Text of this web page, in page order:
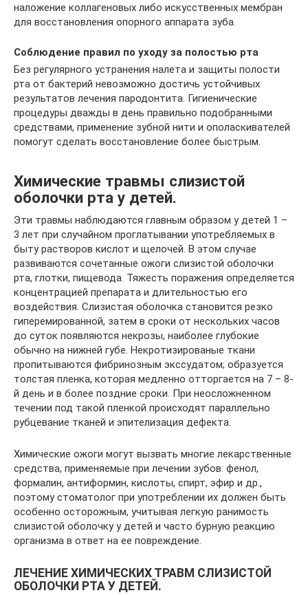
наложение коллагеновых либо искусственных мембран
для восстановления опорного аппарата зуба.
Соблюдение правил по уходу за полостью рта
Без регулярного устранения налета и защиты полости
рта от бактерий невозможно достичь устойчивых
результатов лечения пародонтита. Гигиенические
процедуры дважды в день правильно подобранными
средствами, применение зубной нити и ополаскивателей
помогут сделать восстановление более быстрым.
Химические травмы слизистой
оболочки рта у детей.
Эти травмы наблюдаются главным образом у детей 1 –
3 лет при случайном проглатывании употребляемых в
быту растворов кислот и щелочей. В этом случае
развиваются сочетанные ожоги слизистой оболочки
рта, глотки, пищевода. Тяжесть поражения определяется
концентрацией препарата и длительностью его
воздействия. Слизистая оболочка становится резко
гиперемированной, затем в сроки от нескольких часов
до суток появляются некрозы, наиболее глубокие
обычно на нижней губе. Некротизированые ткани
пропитываются фибринозным экссудатом; образуется
толстая пленка, которая медленно отторгается на 7 – 8-
й день и в более поздние сроки. При неосложненном
течении под такой пленкой происходят параллельно
рубцевание тканей и эпителизация дефекта.
Химические ожоги могут вызвать многие лекарственные
средства, применяемые при лечении зубов: фенол,
формалин, антиформин, кислоты, спирт, эфир и др.,
поэтому стоматолог при употреблении их должен быть
особенно осторожным, учитывая легкую ранимость
слизистой оболочку у детей и часто бурную реакцию
организма в ответ на ее повреждение.
ЛЕЧЕНИЕ ХИМИЧЕСКИХ ТРАВМ СЛИЗИСТОЙ
ОБОЛОЧКИ РТА У ДЕТЕЙ.